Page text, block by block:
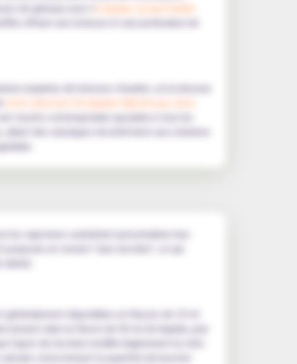
de gâteaux avec l'
offrant une richesse et une profondeur de
inspirées de boissons chaudes, où la douceur
touche contemporaine qui plaira à tous les
des classiques réconfortants aux créations
vapoteurs souhaitant personnaliser leur
en version "sans nicotine", ce qui
disponibles en flacons de 10 ml
dans le flacon de 50 ml d'e-liquide, puis
l'ajout de nicotine modifie légèrement le ratio
correctement la quantité de booster